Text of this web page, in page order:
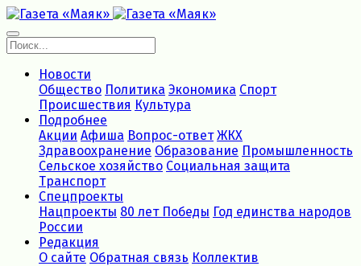
Новости
Общество Политика Экономика Спорт
Происшествия Культура
Подробнее
Акции Афиша Вопрос-ответ ЖКХ
Здравоохранение Образование Промышленность
Сельское хозяйство Социальная защита
Транспорт
Спецпроекты
Нацпроекты 80 лет Победы Год единства народов
России
Редакция
О сайте Обратная связь Коллектив